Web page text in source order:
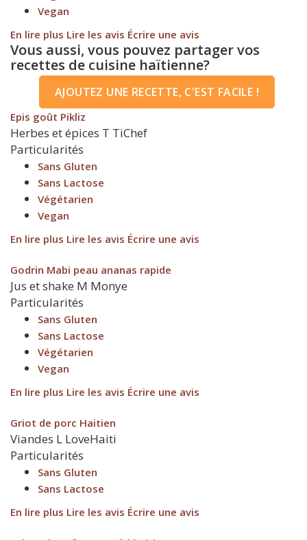
Vegan
En lire plus Lire les avis Écrire une avis
Vous aussi, vous pouvez partager vos
recettes de cuisine haïtienne?
AJOUTEZ UNE RECETTE, C'EST FACILE !
Epis goût Pikliz
Herbes et épices T TiChef
Particularités
Sans Gluten
Sans Lactose
Végétarien
Vegan
En lire plus Lire les avis Écrire une avis
Godrin Mabi peau ananas rapide
Jus et shake M Monye
Particularités
Sans Gluten
Sans Lactose
Végétarien
Vegan
En lire plus Lire les avis Écrire une avis
Griot de porc Haitien
Viandes L LoveHaiti
Particularités
Sans Gluten
Sans Lactose
En lire plus Lire les avis Écrire une avis